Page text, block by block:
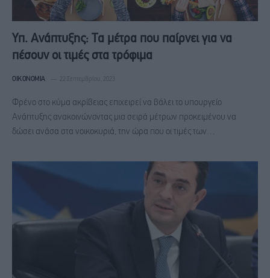
Υπ. Ανάπτυξης: Τα μέτρα που παίρνει για να
πέσουν οι τιμές στα τρόφιμα
ΟΙΚΟΝΟΜΊΑ 22 Σεπτεμβρίου, 2023
Φρένο στο κύμα ακρίβειας επιχειρεί να βάλει το υπουργείο
Ανάπτυξης ανακοινώνοντας μια σειρά μέτρων προκειμένου να
δώσει ανάσα στα νοικοκυριά, την ώρα που οι τιμές των…